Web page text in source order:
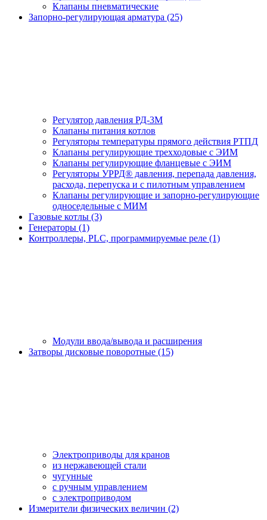
Клапаны пневматические
Запорно-регулирующая арматура (25)
Регулятор давления РД-3М
Клапаны питания котлов
Регуляторы температуры прямого действия РТПД
Клапаны регулирующие трехходовые с ЭИМ
Клапаны регулирующие фланцевые с ЭИМ
Регуляторы УРРД® давления, перепада давления,
расхода, перепуска и с пилотным управлением
Клапаны регулирующие и запорно-регулирующие
односедельные с МИМ
Газовые котлы (3)
Генераторы (1)
Контроллеры, PLС, программируемые реле (1)
Модули ввода/вывода и расширения
Затворы дисковые поворотные (15)
Электроприводы для кранов
из нержавеющей стали
чугунные
с ручным управлением
c электроприводом
Измерители физических величин (2)